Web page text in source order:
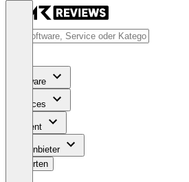
Software
Services
Content
Für Anbieter
Bewerten